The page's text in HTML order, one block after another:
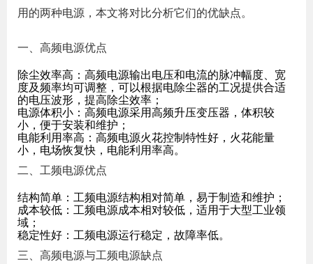
用的两种电源，本文将对比分析它们的优缺点。
一、高频电源优点
除尘效率高：高频电源输出电压和电流的脉冲幅度、宽
度及频率均可调整，可以根据电除尘器的工况提供合适
的电压波形，提高除尘效率；
电源体积小：高频电源采用高频升压变压器，体积较
小，便于安装和维护；
电能利用率高：高频电源火花控制特性好，火花能量
小，电场恢复快，电能利用率高。
二、工频电源优点
结构简单：工频电源结构相对简单，易于制造和维护；
成本较低：工频电源成本相对较低，适用于大型工业领
域；
稳定性好：工频电源运行稳定，故障率低。
三、高频电源与工频电源缺点